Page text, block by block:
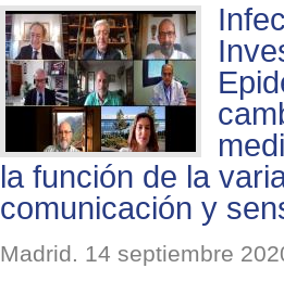
la función de la
comunicación y
Madrid. 14 septiembre